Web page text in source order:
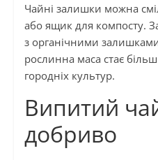
Чайні залишки можна
або ящик для компосту.
з органічними
рослинна маса стає
городніх культур.
Випитий
добриво